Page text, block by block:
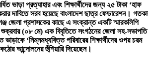
ভাড়া প্রত্যাহার এবং শিক্ষার্থীদের জন্য ২৫ টাকা ‘হাফ
দাবিতে সরব হয়েছে বাংলাদেশ ছাত্র ফেডারেশন।
জেলা প্রশাসকের কাছে এ সংক্রান্ত একটি স্মারকলিপি
(০৮ মে) এক বিবৃতিতে সংগঠনের জেলা সহ-সভাপতি
‘নিম্নমধ্যবিত্ত পরিবারের শিক্ষার্থীদের ওপর চরম
আন্দোলনের হুঁশিয়ারি দিয়েছেন।